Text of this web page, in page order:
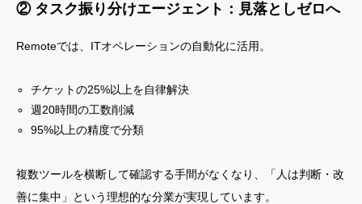
② タスク振り分けエージェント：見落としゼロへ
Remoteでは、ITオペレーションの自動化に活用。
チケットの25%以上を自律解決
週20時間の工数削減
95%以上の精度で分類
複数ツールを横断して確認する手間がなくなり、「人は判断・改
善に集中」という理想的な分業が実現しています。